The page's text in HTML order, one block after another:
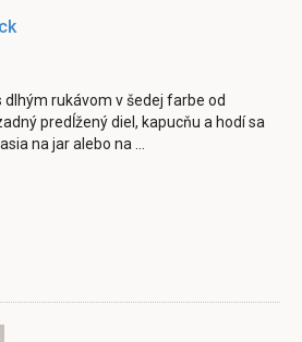
rukávom v šedej farbe od
predĺžený diel, kapucňu a hodí sa
na jar alebo na ...